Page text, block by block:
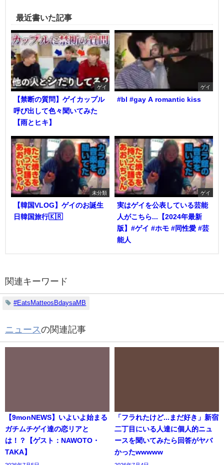
最近書いた記事
ゲイ
【禁断の質問】ゲイカップル
呼び出して色々聞いてみた
【雨とヒキ】
ゲイ
#bl #gay A romantic kiss
未分類
【韓国VLOG】ゲイのお誕生
日韓国旅行🇰🇷
ゲイ
実はゲイを公表している芸能
人がこちら...【2024年最新
版】#ゲイ #ホモ #同性愛 #芸
能人
関連キーワード
#EatsMatteosBdaysaMB
ニュースの関連記事
【9monNEWS】いよいよ始まる
ガチムチゲイ達の恋リアと
は！？【ゲスト：NAWOTO・
TAKA】
「フラれたけど...まだ好き」新宿
二丁目にいる人達に個人的ニュ
ースを聞いてみたら回答がヤバ
かったwwwww